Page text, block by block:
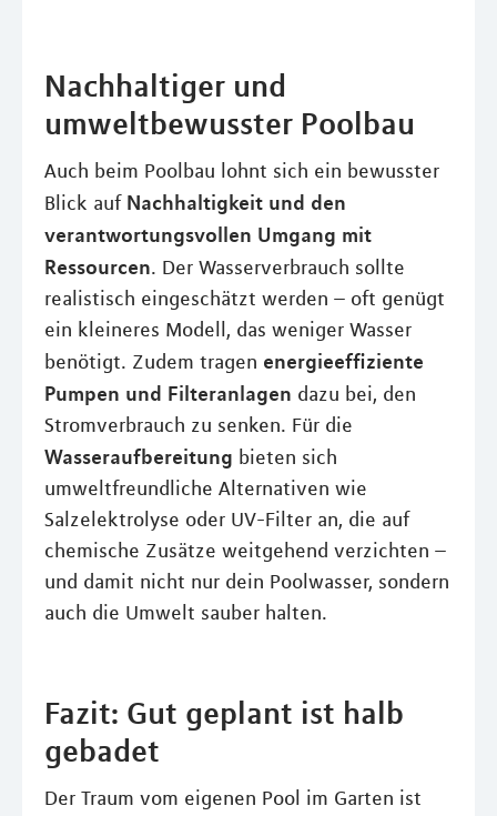
Nachhaltiger und
umweltbewusster Poolbau
Auch beim Poolbau lohnt sich ein bewusster
Blick auf Nachhaltigkeit und den
verantwortungsvollen Umgang mit
Ressourcen. Der Wasserverbrauch sollte
realistisch eingeschätzt werden – oft genügt
ein kleineres Modell, das weniger Wasser
benötigt. Zudem tragen energieeffiziente
Pumpen und Filteranlagen dazu bei, den
Stromverbrauch zu senken. Für die
Wasseraufbereitung bieten sich
umweltfreundliche Alternativen wie
Salzelektrolyse oder UV-Filter an, die auf
chemische Zusätze weitgehend verzichten –
und damit nicht nur dein Poolwasser, sondern
auch die Umwelt sauber halten.
Fazit: Gut geplant ist halb
gebadet
Der Traum vom eigenen Pool im Garten ist